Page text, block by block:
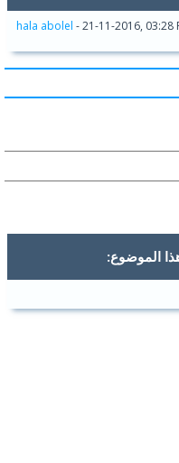
hala abolel- 21-11-2016, 03:28
الموضوع: